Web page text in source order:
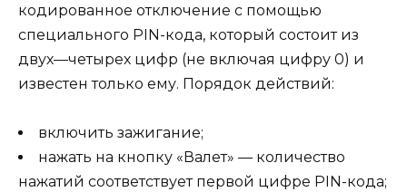
кодированное отключение с помощью
специального PIN-кода, который состоит из
двух—четырех цифр (не включая цифру 0) и
известен только ему. Порядок действий:
включить зажигание;
нажать на кнопку «Валет» — количество
нажатий соответствует первой цифре PIN-кода;